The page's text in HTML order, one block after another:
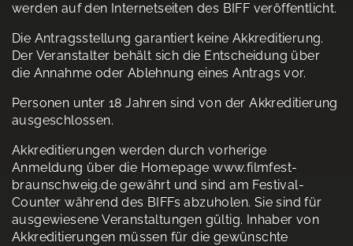
werden auf den Internetseiten des BIFF veröffentlicht.
Die Antragsstellung garantiert keine Akkreditierung.
Der Veranstalter behält sich die Entscheidung über
die Annahme oder Ablehnung eines Antrags vor.
Personen unter 18 Jahren sind von der Akkreditierung
ausgeschlossen.
Akkreditierungen werden durch vorherige
Anmeldung über die Homepage www.filmfest-
braunschweig.de gewährt und sind am Festival-
Counter während des BIFFs abzuholen. Sie sind für
ausgewiesene Veranstaltungen gültig. Inhaber von
Akkreditierungen müssen für die gewünschte